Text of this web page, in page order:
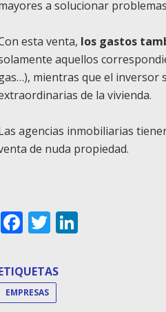
a solucionar
esta venta, los gastos
aquellos
mientras que el inversor
de la vivienda.
agencias inmobiliarias
de nuda propiedad.
Facebook
Twitter
EMPRESAS